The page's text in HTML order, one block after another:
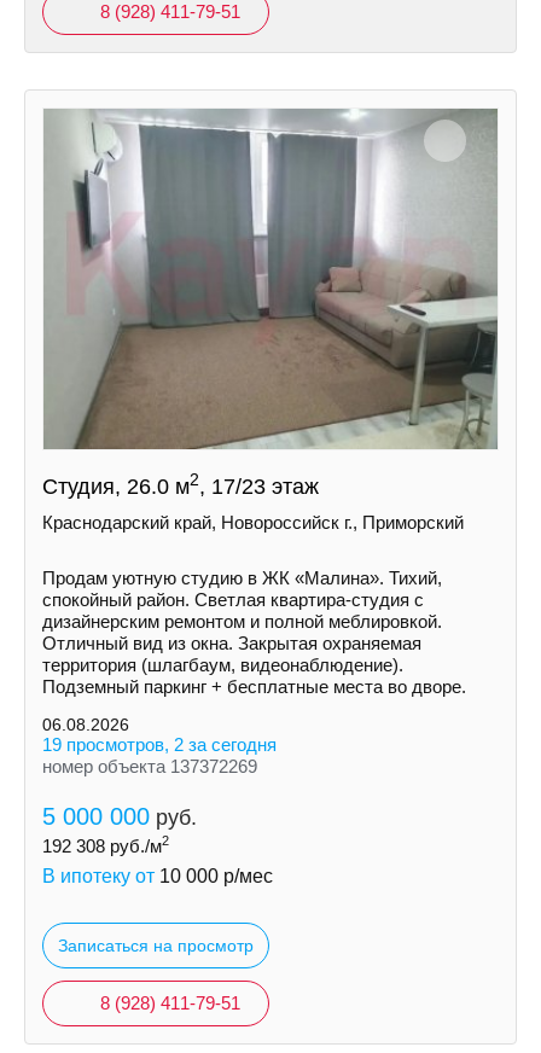
8 (928) 411-79-51
Студия, 26.0 м2, 17/23 этаж
Краснодарский край, Новороссийск г., Приморский
Продам уютную студию в ЖК «Малина». Тихий,
спокойный район. Светлая квартира-студия с
дизайнерским ремонтом и полной меблировкой.
Отличный вид из окна. Закрытая охраняемая
территория (шлагбаум, видеонаблюдение).
Подземный паркинг + бесплатные места во дворе.
06.08.2026
19 просмотров, 2 за сегодня
номер объекта 137372269
5 000 000 руб.
192 308 руб./м2
В ипотеку от 10 000 р/мес
Записаться на просмотр
8 (928) 411-79-51